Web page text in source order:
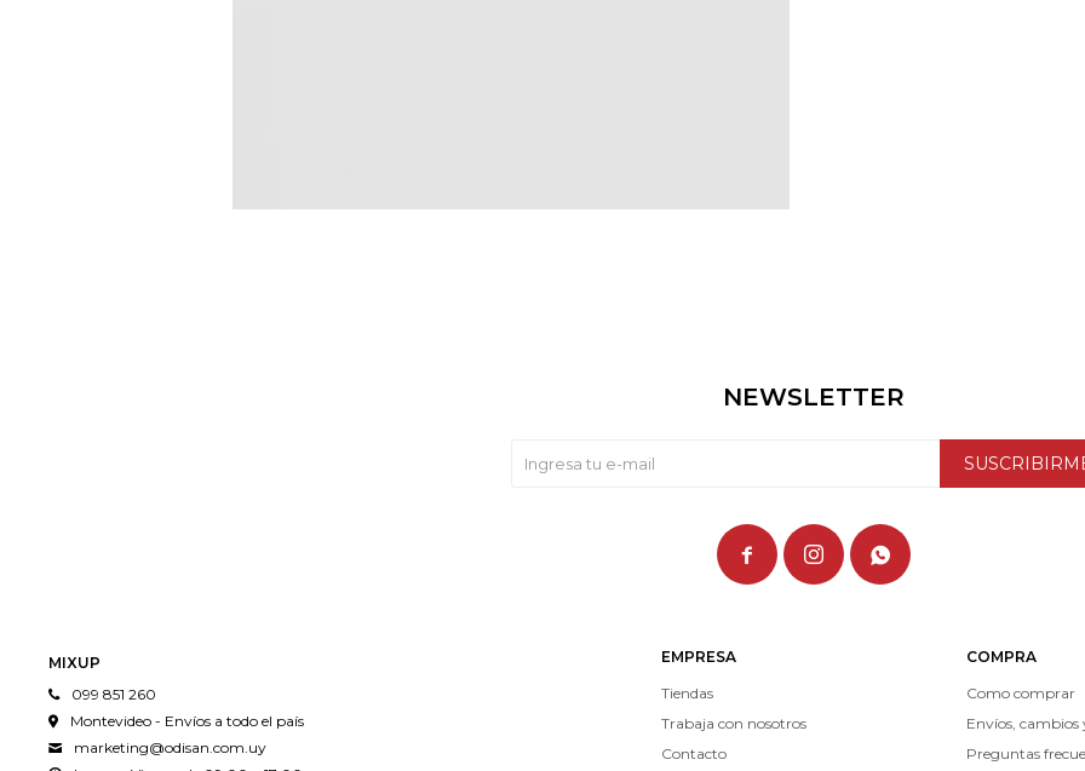
MIXUP
099 851 260
Montevideo - Envíos a todo el país
marketing@odisan.com.uy
EMPRESA
Tiendas
Trabaja con nosotros
Contacto
COMPRA
Como comprar
Envíos, cambios
Preguntas
NEWSLETTER
  